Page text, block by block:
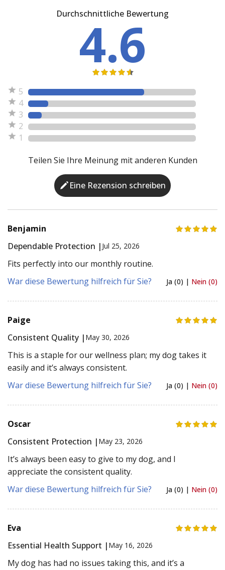
Durchschnittliche Bewertung
4.6
5
4
3
2
1
Teilen Sie Ihre Meinung mit anderen Kunden
Eine Rezension schreiben
Benjamin
Dependable Protection | Jul 25, 2026
Fits perfectly into our monthly routine.
War diese Bewertung hilfreich für Sie?
Ja (0) | Nein (0)
Paige
Consistent Quality | May 30, 2026
This is a staple for our wellness plan; my dog takes it
easily and it’s always consistent.
War diese Bewertung hilfreich für Sie?
Ja (0) | Nein (0)
Oscar
Consistent Protection | May 23, 2026
It’s always been easy to give to my dog, and I
appreciate the consistent quality.
War diese Bewertung hilfreich für Sie?
Ja (0) | Nein (0)
Eva
Essential Health Support | May 16, 2026
My dog has had no issues taking this, and it’s a